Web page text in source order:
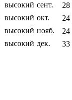
высокий сент.
28
высокий окт.
24
высокий нояб.
24
высокий дек. 33